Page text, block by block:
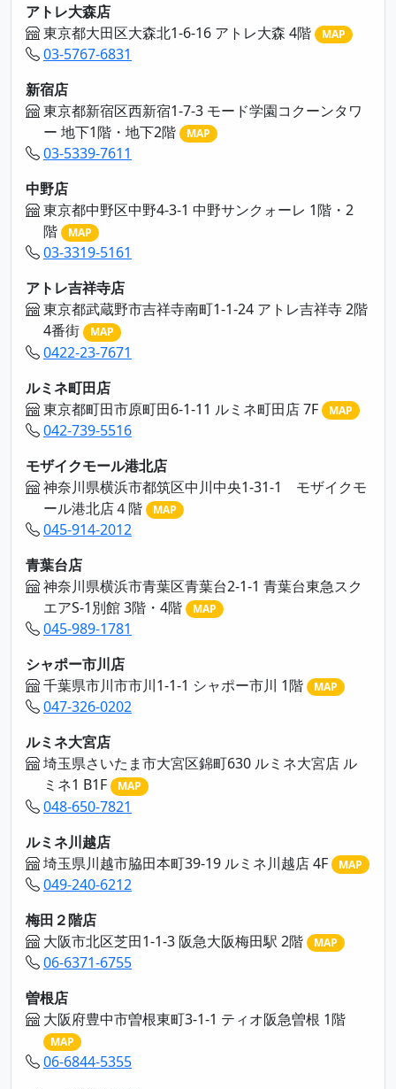
アトレ大森店
東京都大田区大森北1-6-16 アトレ大森 4階
MAP
03-5767-6831
新宿店
東京都新宿区西新宿1-7-3 モード学園コクーンタワ
ー 地下1階・地下2階
MAP
03-5339-7611
中野店
東京都中野区中野4-3-1 中野サンクォーレ 1階・2
階
MAP
03-3319-5161
アトレ吉祥寺店
東京都武蔵野市吉祥寺南町1-1-24 アトレ吉祥寺 2階
4番街
MAP
0422-23-7671
ルミネ町田店
東京都町田市原町田6-1-11 ルミネ町田店 7F
MAP
042-739-5516
モザイクモール港北店
神奈川県横浜市都筑区中川中央1-31-1 モザイクモ
ール港北店４階
MAP
045-914-2012
青葉台店
神奈川県横浜市青葉区青葉台2-1-1 青葉台東急スク
エアS-1別館 3階・4階
MAP
045-989-1781
シャポー市川店
千葉県市川市市川1-1-1 シャポー市川 1階
MAP
047-326-0202
ルミネ大宮店
埼玉県さいたま市大宮区錦町630 ルミネ大宮店 ル
ミネ1 B1F
MAP
048-650-7821
ルミネ川越店
埼玉県川越市脇田本町39-19 ルミネ川越店 4F
MAP
049-240-6212
梅田２階店
大阪市北区芝田1-1-3 阪急大阪梅田駅 2階
MAP
06-6371-6755
曽根店
大阪府豊中市曽根東町3-1-1 ティオ阪急曽根 1階
MAP
06-6844-5355